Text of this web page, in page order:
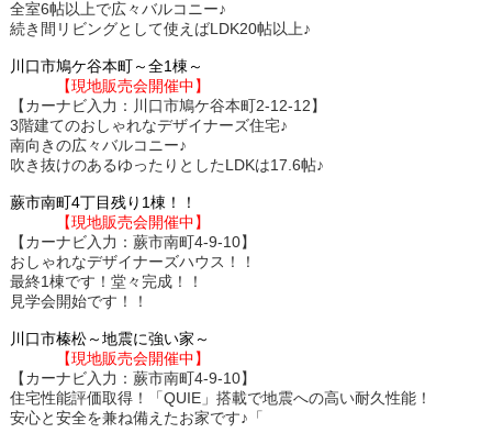
全室6帖以上で広々バルコニー♪
続き間リビングとして使えばLDK20帖以上♪
川口市鳩ケ谷本町～全1棟～
【現地販売会開催中】
【カーナビ入力：川口市鳩ケ谷本町2-12-12】
3階建てのおしゃれなデザイナーズ住宅♪
南向きの広々バルコニー♪
吹き抜けのあるゆったりとしたLDKは17.6帖♪
蕨市南町4丁目残り1棟！！
【現地販売会開催中】
【カーナビ入力：蕨市南町4-9-10】
おしゃれなデザイナーズハウス！！
最終1棟です！堂々完成！！
見学会開始です！！
川口市榛松～地震に強い家～
【現地販売会開催中】
【カーナビ入力：蕨市南町4-9-10】
住宅性能評価取得！「QUIE」搭載で地震への高い耐久性能！
安心と安全を兼ね備えたお家です♪「